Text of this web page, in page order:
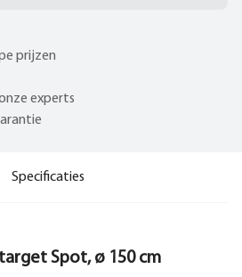
prijzen
experts
Specificaties
Spot, ø 150 cm